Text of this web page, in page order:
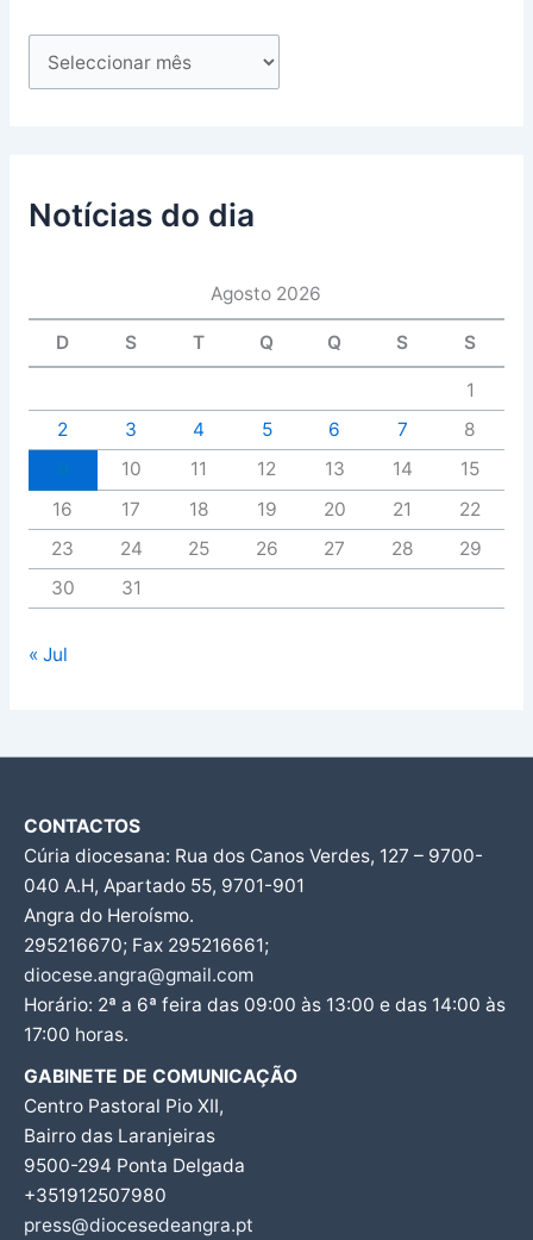
Notícias do dia
Agosto 2026
D S T Q Q S S
1
2
3 4 5 6 7
8
10 11 12 13 14
15
16
17 18 19 20 21
22
23
24 25 26 27 28
29
30
31
« Jul
CONTACTOS
Cúria diocesana: Rua dos Canos Verdes, 127 – 9700-
040 A.H, Apartado 55, 9701-901
Angra do Heroísmo.
295216670; Fax 295216661;
diocese.angra@gmail.com
Horário: 2ª a 6ª feira das 09:00 às 13:00 e das 14:00 às
17:00 horas.
GABINETE DE COMUNICAÇÃO
Centro Pastoral Pio XII,
Bairro das Laranjeiras
9500-294 Ponta Delgada
+351912507980
press@diocesedeangra.pt